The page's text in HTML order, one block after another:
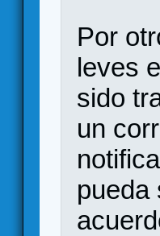
Por
leves
sido
un
pueda